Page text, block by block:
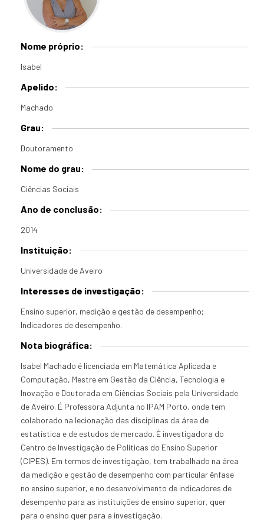
Nome próprio:
Isabel
Apelido:
Machado
Grau:
Doutoramento
Nome do grau:
Ciências Sociais
Ano de conclusão:
2014
Instituição:
Universidade de Aveiro
Interesses de investigação:
Ensino superior, medição e gestão de desempenho;
Indicadores de desempenho.
Nota biográfica:
Isabel Machado é licenciada em Matemática Aplicada e
Computação, Mestre em Gestão da Ciência, Tecnologia e
Inovação e Doutorada em Ciências Sociais pela Universidade
de Aveiro. É Professora Adjunta no IPAM Porto, onde tem
colaborado na lecionação das disciplinas da área de
estatística e de estudos de mercado. É investigadora do
Centro de Investigação de Políticas do Ensino Superior
(CIPES). Em termos de investigação, tem trabalhado na área
da medição e gestão de desempenho com particular ênfase
no ensino superior, e no desenvolvimento de indicadores de
desempenho para as instituições de ensino superior, quer
para o ensino quer para a investigação.